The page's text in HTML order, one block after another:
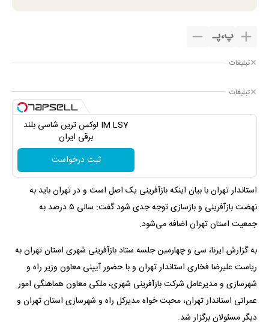
پ،پـ
تبلیغات
تبلیغات
IM LS7 لوکس ترین شاسی بلند
برقی ایران
ثبت درخواست
استاندار تهران با بیان اینکه بازآفرینی یک اصل است و در تهران باید به
نهضت بازآفرینی و بازسازی توجه جدی شود گفت: سالی ۵ درصد به
جمعیت استان تهران اضافه می‌شود.
به گزارش ایرنا، سی و چهارمین جلسه ستاد بازآفرینی شهری استان تهران به
ریاست علیرضا فخاری استاندار تهران و با حضور آیینی معاون وزیر راه و
شهرسازی و مدیرعامل شرکت بازآفرینی شهری، ملکی معاون هماهنگی امور
عمرانی استاندار تهران، محبت خواه مدیرکل راه و شهرسازی استان تهران و
دیگر مسئولان برگزار شد.